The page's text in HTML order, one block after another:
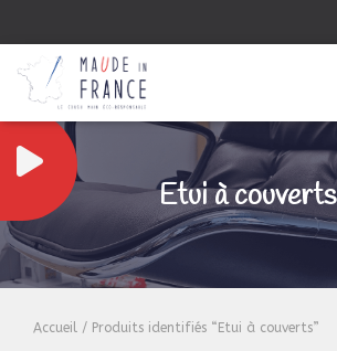
Etui à couverts
Accueil / Produits identifiés “Etui à couverts”